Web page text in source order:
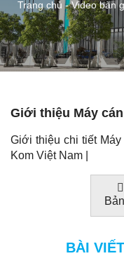
Trang chủ -Video bàn
Giới thiệu Máy
Giới thiệu chi tiết Máy
Kom Việt Nam |
BÀI